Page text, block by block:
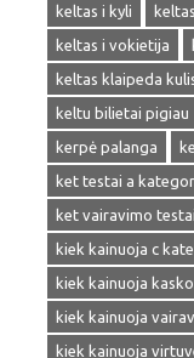
keltas i kyli
keltas i vokietija
keltas klaipeda
keltu bilietai pigiau
kerpė palanga
ket testai a
ket vairavimo testai
kiek kainuoja c
kiek kainuoja
kiek kainuoja
kiek kainuoja